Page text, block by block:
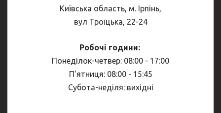
Київська область, м. Ірпінь,
вул Троїцька, 22-24
Робочі години:
Понеділок-четвер: 08:00 - 17:00
П'ятниця: 08:00 - 15:45
Субота-неділя: вихідні